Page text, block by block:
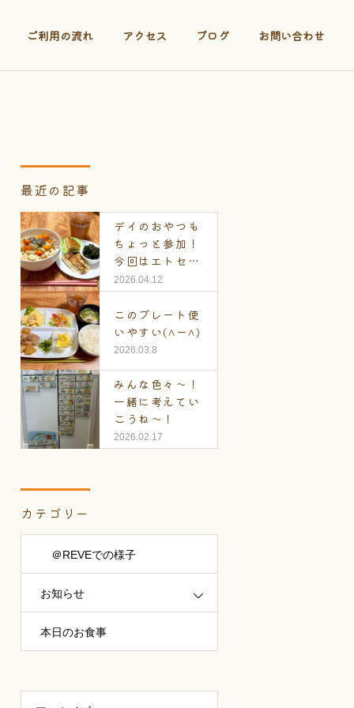
ご利用の流れ アクセス ブログ お問い合わせ
最近の記事
デイのおやつも
ちょっと参加！
今回はエトセト
ラ
2026.04.12
このプレート使
いやすい(^ー^)
2026.03.8
みんな色々～！
一緒に考えてい
こうね～！
2026.02.17
カテゴリー
＠REVEでの様子
お知らせ
本日のお食事